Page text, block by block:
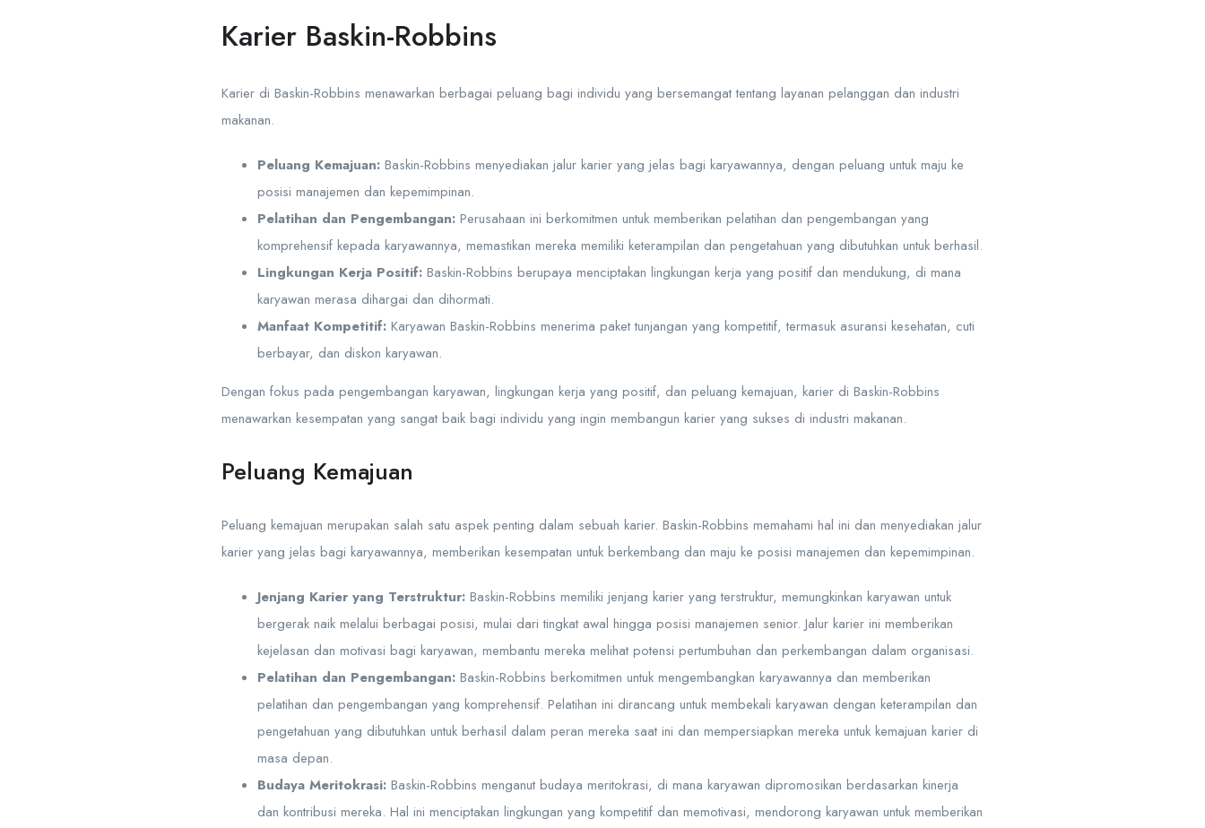
Karier Baskin-Robbins
Karier di Baskin-Robbins menawarkan berbagai peluang bagi individu yang bersemangat tentang layanan pelanggan dan industri
makanan.
Peluang Kemajuan: Baskin-Robbins menyediakan jalur karier yang jelas bagi karyawannya, dengan peluang untuk maju ke
posisi manajemen dan kepemimpinan.
Pelatihan dan Pengembangan: Perusahaan ini berkomitmen untuk memberikan pelatihan dan pengembangan yang
komprehensif kepada karyawannya, memastikan mereka memiliki keterampilan dan pengetahuan yang dibutuhkan untuk berhasil.
Lingkungan Kerja Positif: Baskin-Robbins berupaya menciptakan lingkungan kerja yang positif dan mendukung, di mana
karyawan merasa dihargai dan dihormati.
Manfaat Kompetitif: Karyawan Baskin-Robbins menerima paket tunjangan yang kompetitif, termasuk asuransi kesehatan, cuti
berbayar, dan diskon karyawan.
Dengan fokus pada pengembangan karyawan, lingkungan kerja yang positif, dan peluang kemajuan, karier di Baskin-Robbins
menawarkan kesempatan yang sangat baik bagi individu yang ingin membangun karier yang sukses di industri makanan.
Peluang Kemajuan
Peluang kemajuan merupakan salah satu aspek penting dalam sebuah karier. Baskin-Robbins memahami hal ini dan menyediakan jalur
karier yang jelas bagi karyawannya, memberikan kesempatan untuk berkembang dan maju ke posisi manajemen dan kepemimpinan.
Jenjang Karier yang Terstruktur: Baskin-Robbins memiliki jenjang karier yang terstruktur, memungkinkan karyawan untuk
bergerak naik melalui berbagai posisi, mulai dari tingkat awal hingga posisi manajemen senior. Jalur karier ini memberikan
kejelasan dan motivasi bagi karyawan, membantu mereka melihat potensi pertumbuhan dan perkembangan dalam organisasi.
Pelatihan dan Pengembangan: Baskin-Robbins berkomitmen untuk mengembangkan karyawannya dan memberikan
pelatihan dan pengembangan yang komprehensif. Pelatihan ini dirancang untuk membekali karyawan dengan keterampilan dan
pengetahuan yang dibutuhkan untuk berhasil dalam peran mereka saat ini dan mempersiapkan mereka untuk kemajuan karier di
masa depan.
Budaya Meritokrasi: Baskin-Robbins menganut budaya meritokrasi, di mana karyawan dipromosikan berdasarkan kinerja
dan kontribusi mereka. Hal ini menciptakan lingkungan yang kompetitif dan memotivasi, mendorong karyawan untuk memberikan